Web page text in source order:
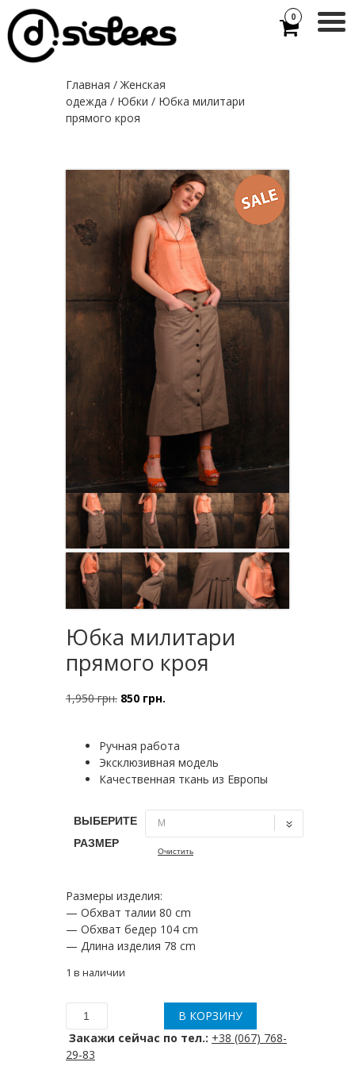
0
Главная / Женская
одежда / Юбки / Юбка милитари
прямого кроя
Юбка милитари
прямого кроя
1,950грн. Первоначальная
1,950 грн..
850 грн.
Ручная работа
Эксклюзивная модель
Качественная ткань из Европы
ВЫБЕРИТЕ
РАЗМЕР
Очистить
Размеры изделия:
— Обхват талии 80 cm
— Обхват бедер 104 cm
— Длина изделия 78 cm
1 в наличии
Количество
товара
Юбка
В КОРЗИНУ
Закажи сейчас по тел.: +38 (067) 768-
29-83